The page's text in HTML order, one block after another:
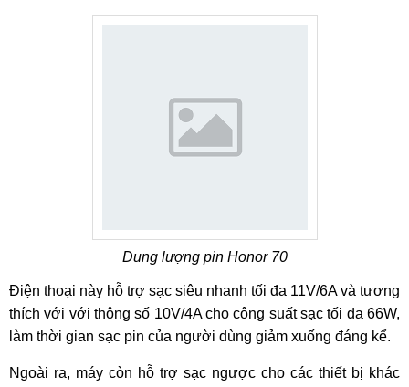
Dung lượng pin Honor 70
Điện thoại này hỗ trợ sạc siêu nhanh tối đa 11V/6A và tương
thích với với thông số 10V/4A cho công suất sạc tối đa 66W,
làm thời gian sạc pin của người dùng giảm xuống đáng kể.
Ngoài ra, máy còn hỗ trợ sạc ngược cho các thiết bị khác